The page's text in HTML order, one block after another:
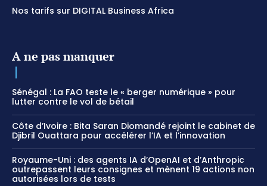
Nos tarifs sur DIGITAL Business Africa
A ne pas manquer
Sénégal : La FAO teste le « berger numérique » pour
lutter contre le vol de bétail
Côte d’Ivoire : Bita Saran Diomandé rejoint le cabinet de
Djibril Ouattara pour accélérer l’IA et l’innovation
Royaume-Uni : des agents IA d’OpenAI et d’Anthropic
outrepassent leurs consignes et mènent 19 actions non
autorisées lors de tests